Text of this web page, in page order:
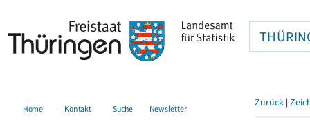
Home Kontakt Suche Newsletter Zurück |